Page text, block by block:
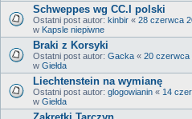
Schweppes wg CC.I polski
Ostatni post autor: kinbir « 28 czerwca
w Kapsle niepiwne
Braki z Korsyki
Ostatni post autor: Gacka « 20 czerwca
w Giełda
Liechtenstein na wymianę
Ostatni post autor: glogowianin « 14
w Giełda
Zakrętki Tarczyn.